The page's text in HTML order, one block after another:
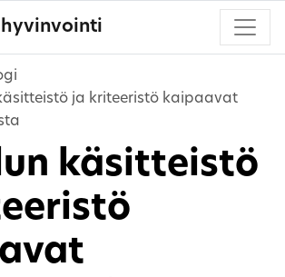
hyvinvointi
ja kriteeristö kaipaavat
käsitteistö